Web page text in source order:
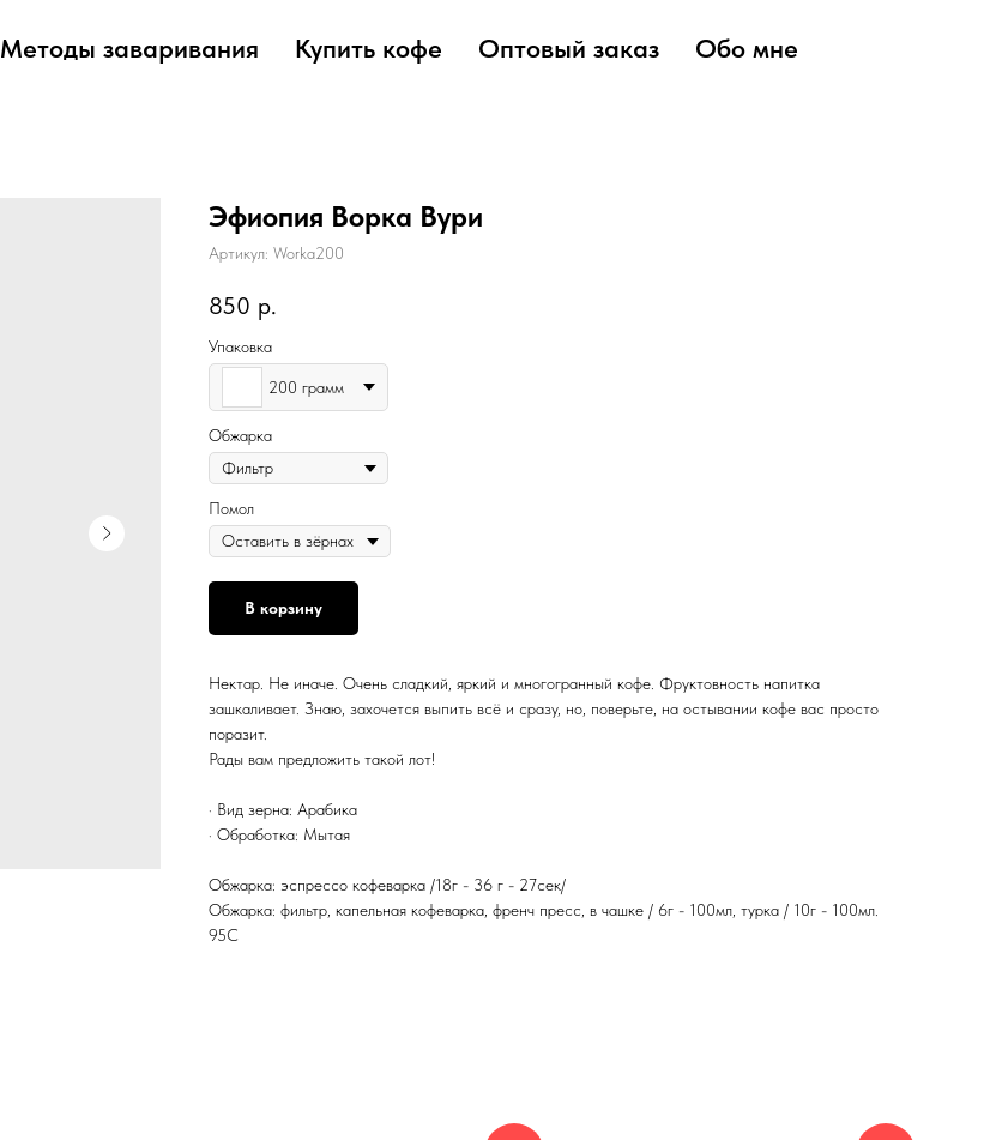
Методы заваривания Купить кофе Оптовый заказ Обо мне
Эфиопия Ворка Вури
Артикул: Worka200
850 р.
Упаковка
200 грамм
Обжарка
Помол
В корзину
Нектар. Не иначе. Очень сладкий, яркий и многогранный кофе. Фруктовность напитка
зашкаливает. Знаю, захочется выпить всё и сразу, но, поверьте, на остывании кофе вас просто
поразит.
Рады вам предложить такой лот!
· Вид зерна: Арабика
· Обработка: Мытая
Обжарка: эспрессо кофеварка /18г - 36 г - 27сек/
Обжарка: фильтр, капельная кофеварка, френч пресс, в чашке / 6г - 100мл, турка / 10г - 100мл.
95С